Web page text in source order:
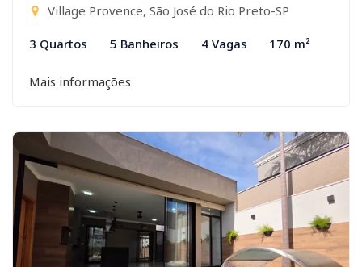
Village Provence, São José do Rio Preto-SP
3 Quartos 5 Banheiros 4 Vagas 170 m²
Mais informações